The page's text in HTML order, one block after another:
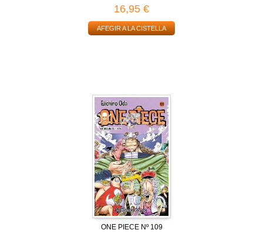
16,95 €
AFEGIR A LA CISTELLA
ONE PIECE Nº 109